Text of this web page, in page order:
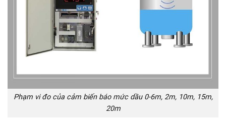
Phạm vi đo của cảm biến báo mức dầu 0-6m, 2m, 10m, 15m,
20m